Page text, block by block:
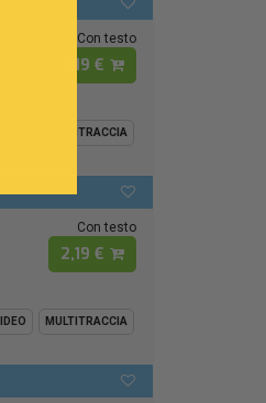
Con testo
2,19 €
MULTITRACCIA
Con testo
2,19 €
MULTITRACCIA